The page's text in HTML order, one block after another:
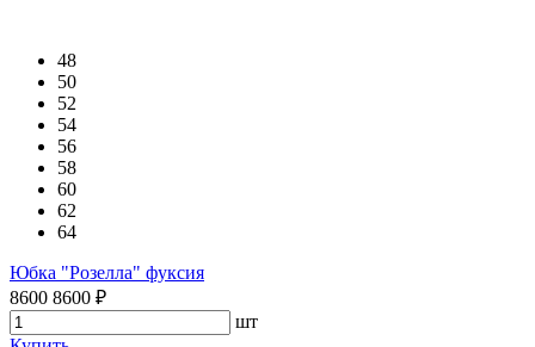
48
50
52
54
56
58
60
62
64
Юбка "Розелла" фуксия
8600 8600 ₽
шт